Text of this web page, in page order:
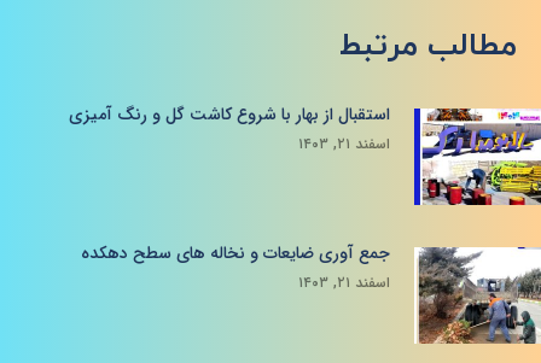
مطالب مرتبط
استقبال از بهار با شروع کاشت گل و رنگ آمیزی
اسفند ۲۱, ۱۴۰۳
جمع آوری ضایعات و نخاله های سطح دهکده
اسفند ۲۱, ۱۴۰۳